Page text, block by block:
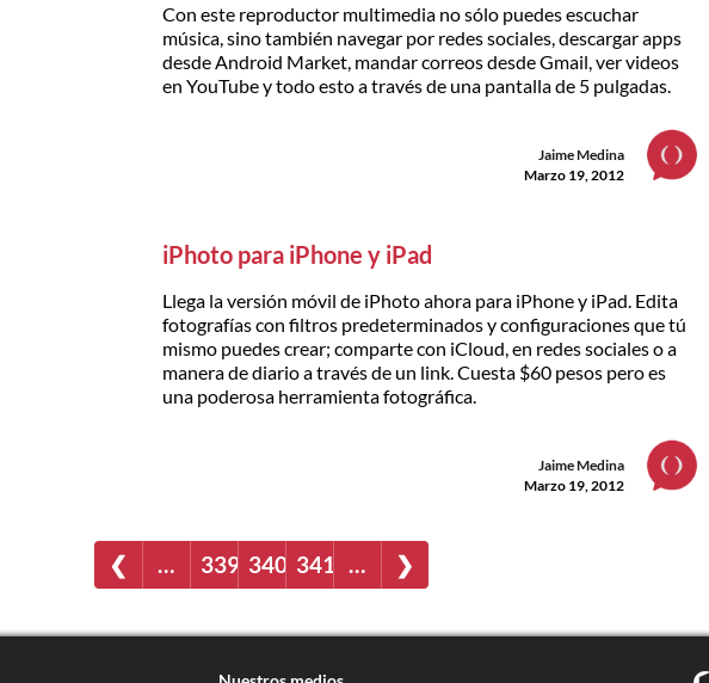
Con este reproductor multimedia no sólo puedes escuchar
música, sino también navegar por redes sociales, descargar apps
desde Android Market, mandar correos desde Gmail, ver videos
en YouTube y todo esto a través de una pantalla de 5 pulgadas.
Jaime Medina
Marzo 19, 2012
iPhoto para iPhone y iPad
Llega la versión móvil de iPhoto ahora para iPhone y iPad. Edita
fotografías con filtros predeterminados y configuraciones que tú
mismo puedes crear; comparte con iCloud, en redes sociales o a
manera de diario a través de un link. Cuesta $60 pesos pero es
una poderosa herramienta fotográfica.
Jaime Medina
Marzo 19, 2012
❮ … 339 340 341 … ❯